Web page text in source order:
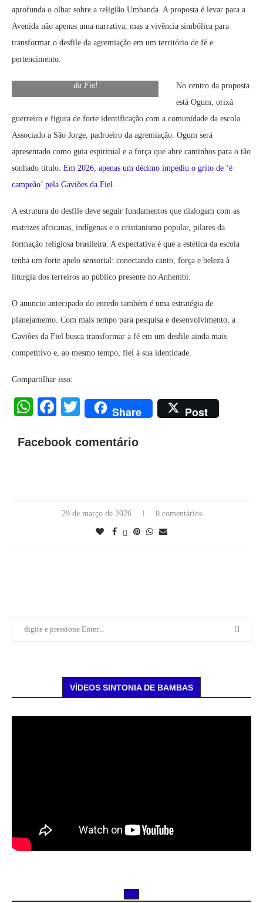
aprofunda o olhar sobre a religião Umbanda. A proposta é levar para a
Avenida não apenas uma narrativa, mas a vivência simbólica para
transformar o desfile da agremiação em um território de fé e
pertencimento.
da Fiel
No centro da proposta
está Ogum, orixá
guerreiro e figura de forte identificação com a comunidade da escola.
Associado a São Jorge, padroeiro da agremiação. Ogum será
apresentado como guia espiritual e a força que abre caminhos para o tão
sonhado título. Em 2026, apenas um décimo impediu o grito de ‘é
campeão’ pela Gaviões da Fiel.
A estrutura do desfile deve seguir fundamentos que dialogam com as
matrizes africanas, indígenas e o cristianismo popular, pilares da
formação religiosa brasileira. A expectativa é que a estética da escola
tenha um forte apelo sensorial: conectando canto, força e beleza à
liturgia dos terreiros ao público presente no Anhembi.
O anuncio antecipado do enredo também é uma estratégia de
planejamento. Com mais tempo para pesquisa e desenvolvimento, a
Gaviões da Fiel busca transformar a fé em um desfile ainda mais
competitivo e, ao mesmo tempo, fiel à sua identidade.
Compartilhar isso:
WhatsApp
Facebook
Twitter
Share Post
Facebook comentário
29 de março de 2026 0 comentários
VÍDEOS SINTONIA DE BAMBAS